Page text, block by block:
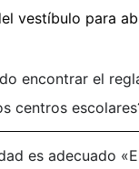
vestíbulo para
encontrar el
centros
es adecuado